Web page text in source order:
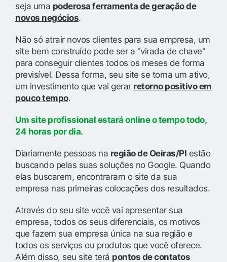
seja uma poderosa ferramenta de geração de
novos negócios.
Não só atrair novos clientes para sua empresa, um
site bem construído pode ser a "virada de chave"
para conseguir clientes todos os meses de forma
previsível. Dessa forma, seu site se torna um ativo,
um investimento que vai gerar retorno positivo em
pouco tempo.
Um site profissional estará online o tempo todo,
24 horas por dia.
Diariamente pessoas na região de Oeiras/PI estão
buscando pelas suas soluções no Google. Quando
elas buscarem, encontraram o site da sua
empresa nas primeiras colocações dos resultados.
Através do seu site você vai apresentar sua
empresa, todos os seus diferenciais, os motivos
que fazem sua empresa única na sua região e
todos os serviços ou produtos que você oferece.
Além disso, seu site terá pontos de contatos